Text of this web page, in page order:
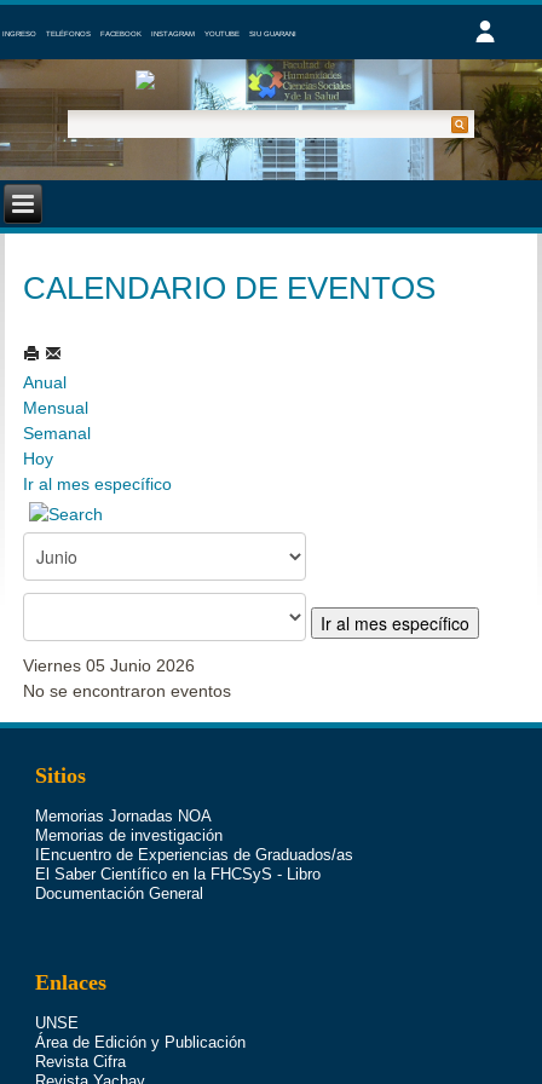
INGRESO TELÉFONOS FACEBOOK INSTAGRAM YOUTUBE SIU GUARANI
CALENDARIO DE EVENTOS
Anual
Mensual
Semanal
Hoy
Ir al mes específico
Ir al mes específico
Viernes 05 Junio 2026
No se encontraron eventos
Sitios
Memorias Jornadas NOA
Memorias de investigación
IEncuentro de Experiencias de Graduados/as
El Saber Científico en la FHCSyS - Libro
Documentación General
Enlaces
UNSE
Área de Edición y Publicación
Revista Cifra